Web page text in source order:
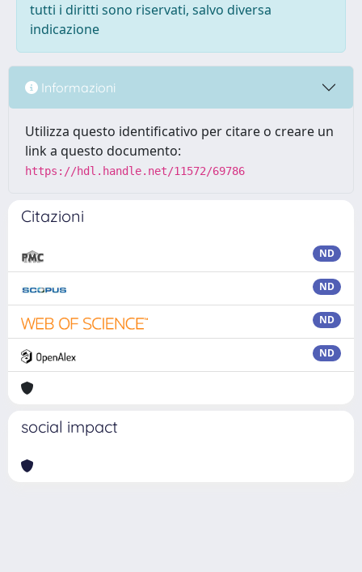
tutti i diritti sono riservati, salvo diversa
indicazione
Informazioni
Utilizza questo identificativo per citare o creare un
link a questo documento:
https://hdl.handle.net/11572/69786
Citazioni
ND
ND
ND
ND
social impact